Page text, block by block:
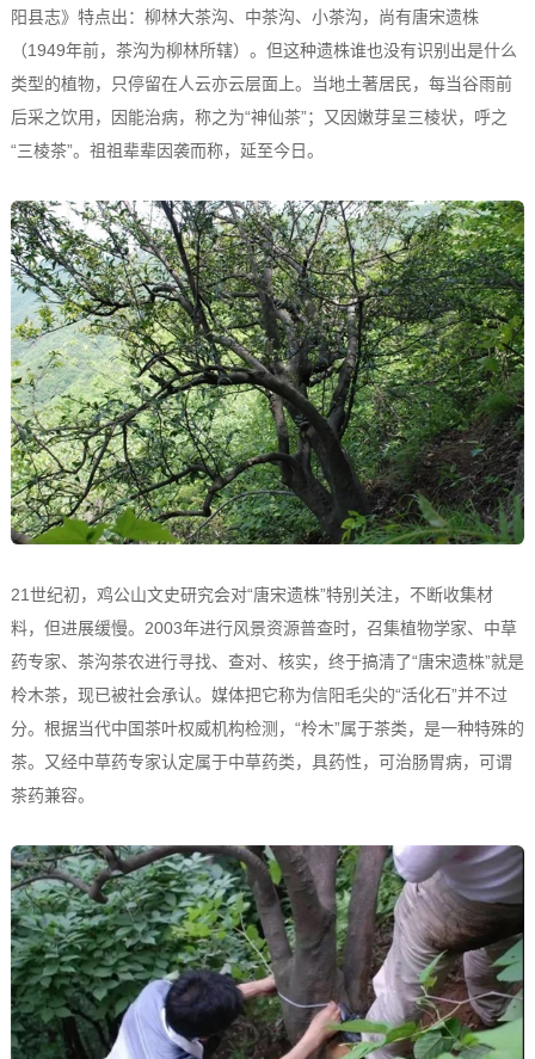
阳县志》特点出：柳林大茶沟、中茶沟、小茶沟，尚有唐宋遗株
（1949年前，茶沟为柳林所辖）。但这种遗株谁也没有识别出是什么
类型的植物，只停留在人云亦云层面上。当地土著居民，每当谷雨前
后采之饮用，因能治病，称之为“神仙茶”；又因嫩芽呈三棱状，呼之
“三棱茶”。祖祖辈辈因袭而称，延至今日。
21世纪初，鸡公山文史研究会对“唐宋遗株”特别关注，不断收集材
料，但进展缓慢。2003年进行风景资源普查时，召集植物学家、中草
药专家、茶沟茶农进行寻找、查对、核实，终于搞清了“唐宋遗株”就是
柃木茶，现已被社会承认。媒体把它称为信阳毛尖的“活化石”并不过
分。根据当代中国茶叶权威机构检测，“柃木”属于茶类，是一种特殊的
茶。又经中草药专家认定属于中草药类，具药性，可治肠胃病，可谓
茶药兼容。